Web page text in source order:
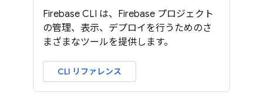
Firebase CLI は、Firebase プロジェクト
の管理、表示、デプロイを行うためのさ
まざまなツールを提供します。
CLI リファレンス